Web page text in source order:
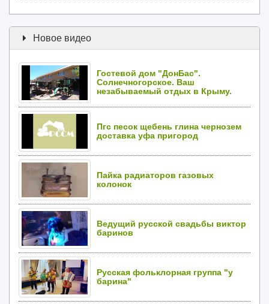
Новое видео
Гостевой дом "ДонБас".
Солнечногорское. Ваш
незабываемый отдых в Крыму.
Пгс песок щебень глина чернозем
доставка уфа пригород
Пайка радиаторов газовых
колонок
Ведущий русской свадьбы виктор
баринов
Русская фольклорная группа "у
барина"